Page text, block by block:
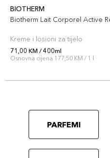
BIOTHERM
Biotherm Lait Corporel Active
Kreme i losioni za tijelo
71,00 KM / 400ml
Osnovna cijena 177,50 KM / 1 l
PARFEMI